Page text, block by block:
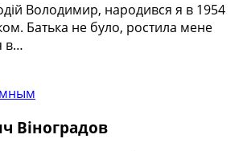
Володимир, народився я в 1954
Батька не було, ростила мене
в…
Віноградов